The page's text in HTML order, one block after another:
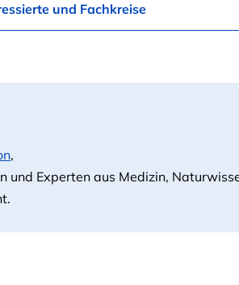
und Fachkreise
,
und Experten aus Medizin,